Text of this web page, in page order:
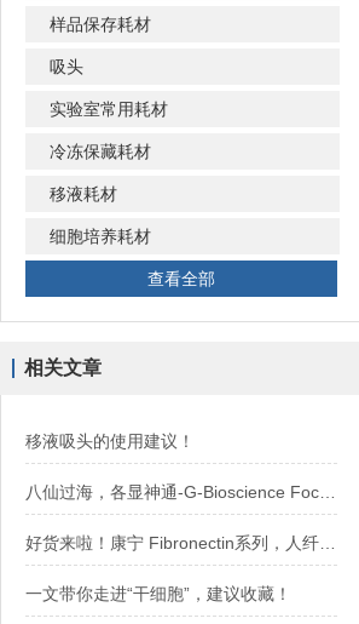
样品保存耗材
吸头
实验室常用耗材
冷冻保藏耗材
移液耗材
细胞培养耗材
查看全部
相关文章
移液吸头的使用建议！
一文带你走进“干细胞”，建议收藏！